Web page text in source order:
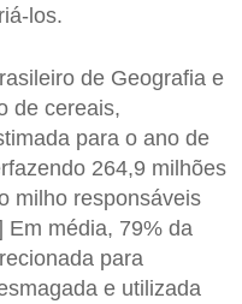
los.
de Geografia e
de cereais,
para o ano de
264,9 milhões
milho responsáveis
Em média, 79% da
para
e utilizada